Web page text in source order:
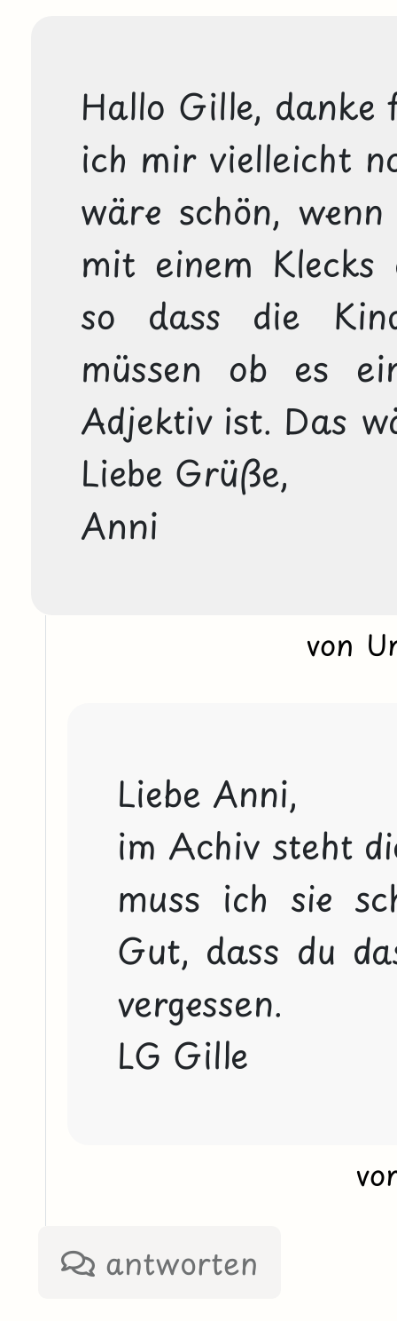
Hallo Gille,
ich mir vielleicht
wäre schön,
mit einem Klecks
so dass die
müssen ob es
Adjektiv ist. Das
Liebe Grüße,
Anni
von
Liebe Anni,
im Achiv steht
muss ich sie
Gut, dass du
vergessen.
LG Gille
antworten